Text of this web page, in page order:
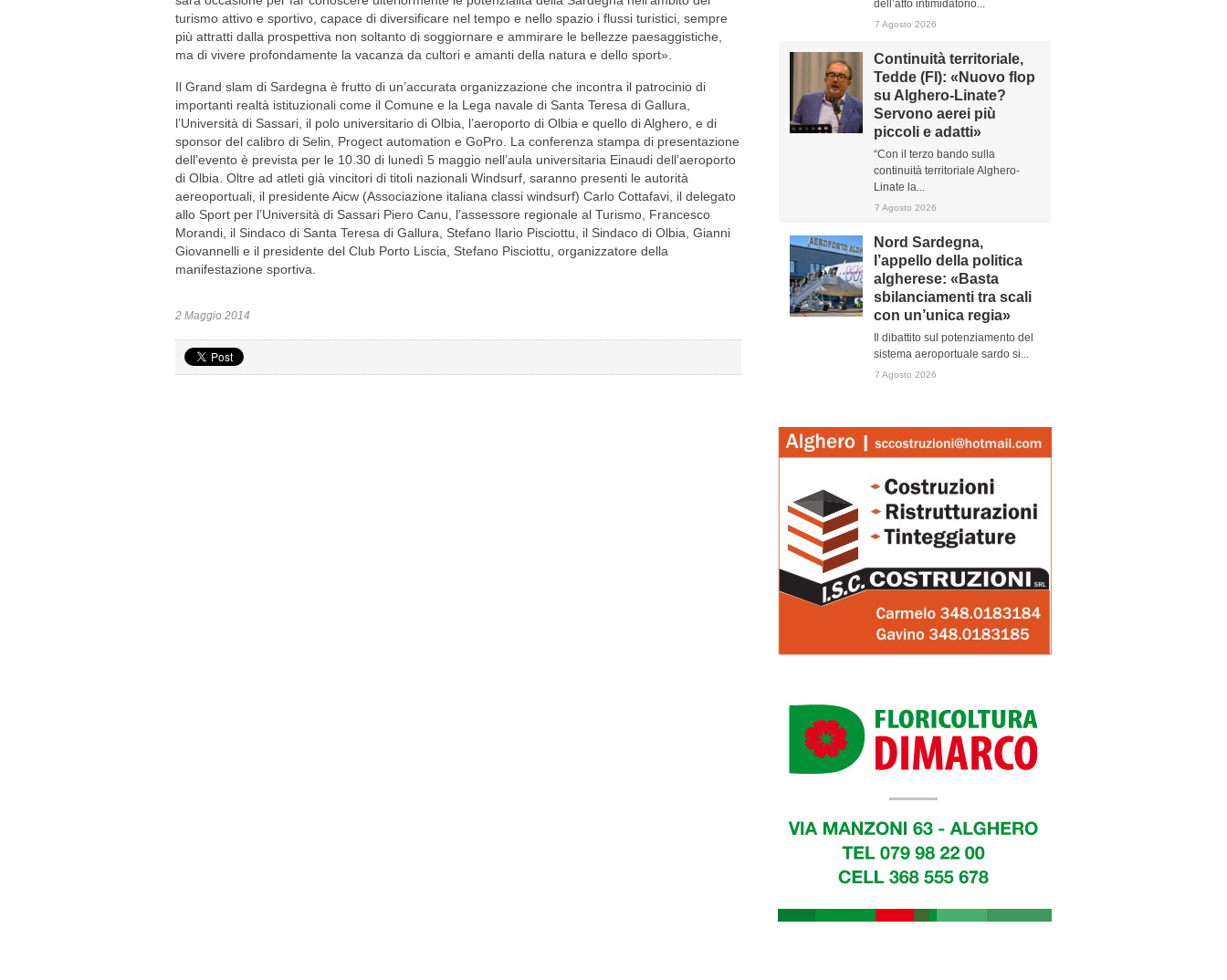
turismo attivo e sportivo, capace di diversificare nel tempo e nello spazio i flussi turistici, sempre
più attratti dalla prospettiva non soltanto di soggiornare e ammirare le bellezze paesaggistiche,
ma di vivere profondamente la vacanza da cultori e amanti della natura e dello sport».
Il Grand slam di Sardegna è frutto di un’accurata organizzazione che incontra il patrocinio di
importanti realtà istituzionali come il Comune e la Lega navale di Santa Teresa di Gallura,
l’Università di Sassari, il polo universitario di Olbia, l’aeroporto di Olbia e quello di Alghero, e di
sponsor del calibro di Selin, Progect automation e GoPro. La conferenza stampa di presentazione
dell’evento è prevista per le 10.30 di lunedì 5 maggio nell’aula universitaria Einaudi dell’aeroporto
di Olbia. Oltre ad atleti già vincitori di titoli nazionali Windsurf, saranno presenti le autorità
aereoportuali, il presidente Aicw (Associazione italiana classi windsurf) Carlo Cottafavi, il delegato
allo Sport per l’Università di Sassari Piero Canu, l’assessore regionale al Turismo, Francesco
Morandi, il Sindaco di Santa Teresa di Gallura, Stefano Ilario Pisciottu, il Sindaco di Olbia, Gianni
Giovannelli e il presidente del Club Porto Liscia, Stefano Pisciottu, organizzatore della
manifestazione sportiva.
2 Maggio 2014
dell’atto intimidatorio...
7 Agosto 2026
Continuità territoriale,
Tedde (FI): «Nuovo flop
su Alghero-Linate?
Servono aerei più
piccoli e adatti»
“Con il terzo bando sulla
continuità territoriale Alghero-
Linate la...
7 Agosto 2026
Nord Sardegna,
l’appello della politica
algherese: «Basta
sbilanciamenti tra scali
con un’unica regia»
Il dibattito sul potenziamento del
sistema aeroportuale sardo si...
7 Agosto 2026